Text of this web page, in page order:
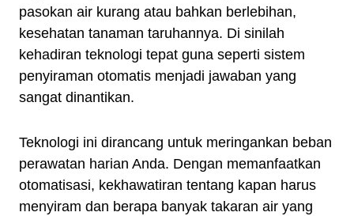
pasokan air kurang atau bahkan berlebihan,
kesehatan tanaman taruhannya. Di sinilah
kehadiran teknologi tepat guna seperti sistem
penyiraman otomatis menjadi jawaban yang
sangat dinantikan.
Teknologi ini dirancang untuk meringankan beban
perawatan harian Anda. Dengan memanfaatkan
otomatisasi, kekhawatiran tentang kapan harus
menyiram dan berapa banyak takaran air yang